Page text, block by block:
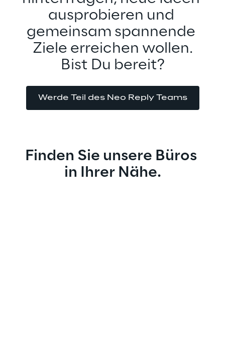
ausprobieren und
gemeinsam spannende
Ziele erreichen wollen.
Bist Du bereit?
Werde Teil des Neo Reply Teams
Finden Sie unsere Büros
in Ihrer Nähe.